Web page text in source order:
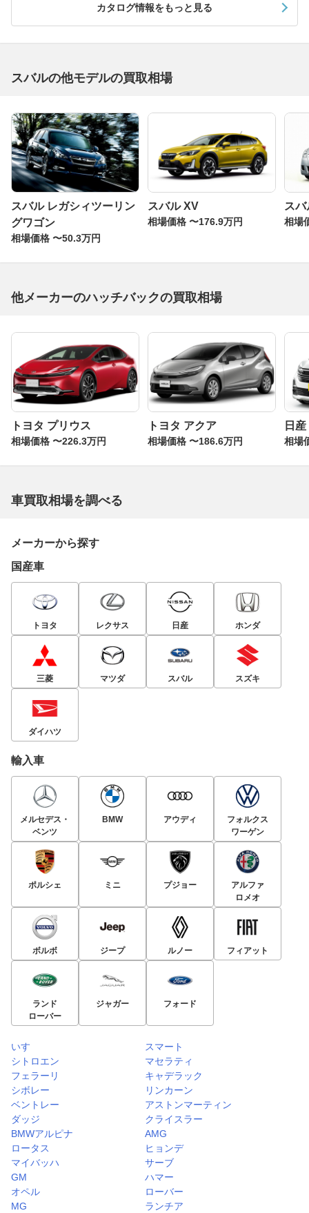
カタログ情報をもっと見る
スバルの他モデルの買取相場
スバル レガシィツーリン
グワゴン
相場価格 〜50.3万円
スバル XV
相場価格 〜176.9万円
ス
相場
他メーカーのハッチバックの買取相場
トヨタ プリウス
相場価格 〜226.3万円
トヨタ アクア
相場価格 〜186.6万円
日
相場
車買取相場を調べる
メーカーから探す
国産車
トヨタ レクサス 日産 ホンダ
三菱 マツダ スバル スズキ
ダイハツ
輸入車
メルセデス・
ベンツ
BMW アウディ
フォルクス
ワーゲン
ポルシェ ミニ プジョー
アルファ
ロメオ
ボルボ ジープ ルノー フィアット
ランド
ローバー
ジャガー フォード
いすゞ
スマート
シトロエン
マセラティ
フェラーリ
キャデラック
シボレー
リンカーン
ベントレー
アストンマーティン
ダッジ
クライスラー
BMWアルピナ
AMG
ロータス
ヒョンデ
マイバッハ
サーブ
GM
ハマー
オペル
ローバー
MG
ランチア